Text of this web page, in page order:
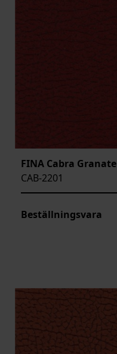
FINA Cabra Granate
CAB-2201
Beställningsvara